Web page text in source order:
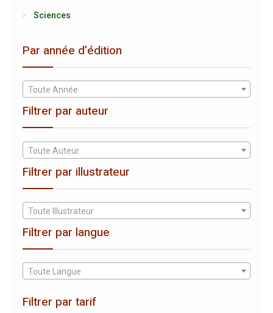
Sciences
Par année d’édition
Toute Année
Filtrer par auteur
Toute Auteur
Filtrer par illustrateur
Toute Illustrateur
Filtrer par langue
Toute Langue
Filtrer par tarif